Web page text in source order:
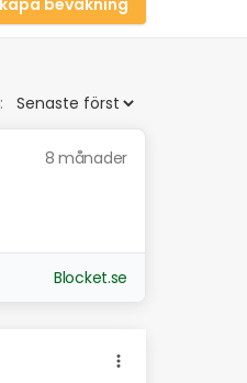
bevakning
8 månader
Blocket.se